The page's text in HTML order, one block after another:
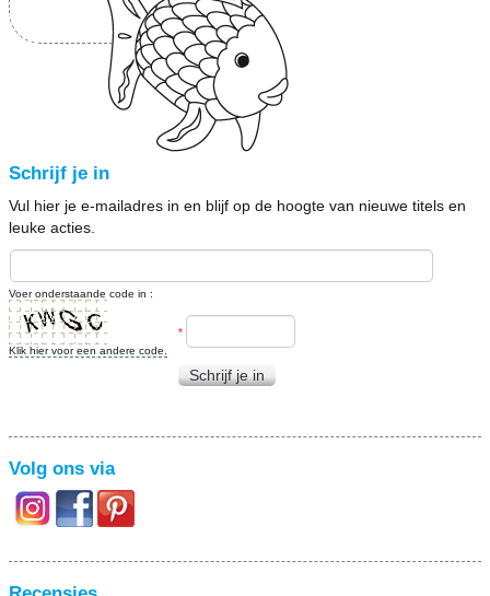
Schrijf je in
Vul hier je e-mailadres in en blijf op de hoogte van nieuwe titels en
leuke acties.
Voer onderstaande code in :
Klik hier voor een andere code.
*
Schrijf je in
Volg ons via